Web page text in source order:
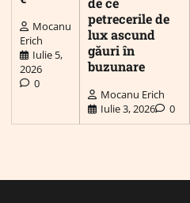
Mocanu
Erich
Iulie 5,
2026
0
petrecerile de
lux ascund
găuri în
buzunare
Mocanu Erich
Iulie 3, 2026
0